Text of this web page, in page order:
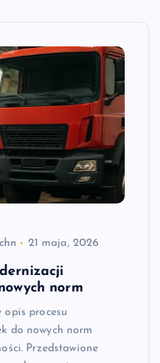
21 maja, 2026
norm
opis procesu
do nowych norm
Przedstawione